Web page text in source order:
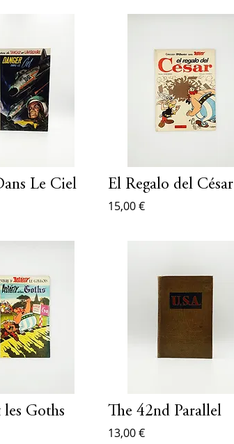
Le Ciel El Regalo del César
15,00 €
les Goths The 42nd Parallel
13,00 €